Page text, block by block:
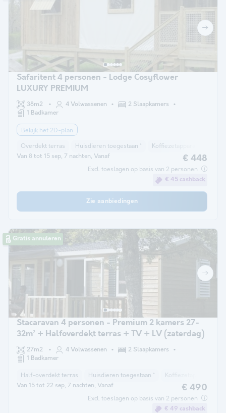
Safaritent 4 personen - Lodge Cosyflower
LUXURY PREMIUM
38m2 4 Volwassenen
2 Slaapkamers
1 Badkamer
Bekijk het 2D-plan
Overdekt terras Huisdieren toegestaan * Koffiezetapparaat
Van 8 tot 15 sep, 7 nachten, Vanaf € 448
Excl. toeslagen op basis van 2 personen
€ 45 cashback
Zie aanbiedingen
Gratis annuleren
Stacaravan 4 personen - Premium 2 kamers 27-
32m² + Halfoverdekt terras + TV + LV (zaterdag)
27m2 4 Volwassenen
2 Slaapkamers
1 Badkamer
Half-overdekt terras Huisdieren toegestaan * Koffiezetapparaat
Van 15 tot 22 sep, 7 nachten, Vanaf € 490
Excl. toeslagen op basis van 2 personen
€ 49 cashback